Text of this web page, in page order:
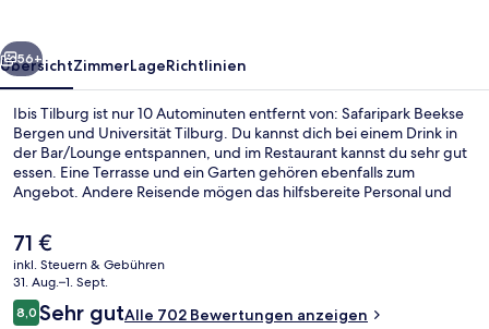
Weiter
56+
ÜbersichtZimmerLageRichtlinien
Ibis Tilburg ist nur 10 Autominuten entfernt von: Safaripark Beekse
Bergen und Universität Tilburg. Du kannst dich bei einem Drink in
der Bar/Lounge entspannen, und im Restaurant kannst du sehr gut
essen. Eine Terrasse und ein Garten gehören ebenfalls zum
Angebot. Andere Reisende mögen das hilfsbereite Personal und
Der
aktuelle
Preis
beträgt
71 €.
71 €
inkl. Steuern & Gebühren
31. Aug.–1. Sept.
Bewertungen
8,08,0 von 10.
Sehr gutAlle 702 Bewertungen anzeigen